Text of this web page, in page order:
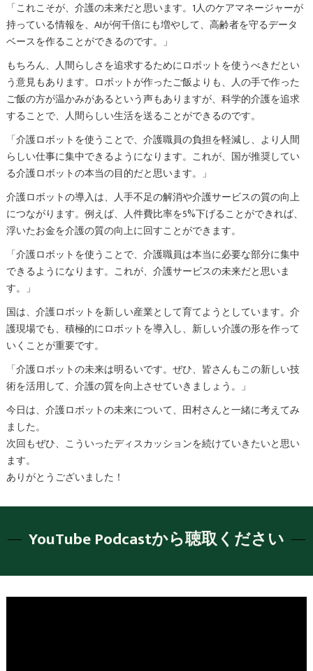
「これこそが、介護の未来だと思います。1人のケアマネージャーが
持っている情報を、AIが何千倍にも増やして、高齢者を守るデータ
ベースを作ることができるのです。」
もちろん、人間らしさを追求するためにロボットを使うべきだとい
う意見もあります。ロボットが作ったご飯よりも、人の手で作った
ご飯の方が温かみがあるという声もありますが、科学的介護を追求
することで、人間らしい生活を送ることができるのです。
「介護ロボットを使うことで、介護職員の負担を軽減し、より人間
らしい仕事に集中できるようになります。これが、国が推奨してい
る介護ロボットの本当の目的だと思います。」
介護ロボットの導入は、人手不足の解消や介護サービスの質の向上
につながります。例えば、人件費比率を5%下げることができれば、
浮いたお金を介護の質の向上に回すことができます。
「介護ロボットを使うことで、介護職員は本当に必要な部分に集中
できるようになります。これが、介護サービスの未来だと思いま
す。」
国は、介護ロボットを新しい産業として育てようとしています。介
護現場でも、積極的にロボットを導入し、新しい介護の形を作って
いくことが重要です。
「介護ロボットの未来は明るいです。ぜひ、皆さんもこの新しい技
術を活用して、介護の質を向上させていきましょう。」
今日は、介護ロボットの未来について、田村さんと一緒に考えてみ
ました。
次回もぜひ、こういったディスカッションを続けていきたいと思い
ます。
ありがとうございました！
YouTube Podcastから聴取ください